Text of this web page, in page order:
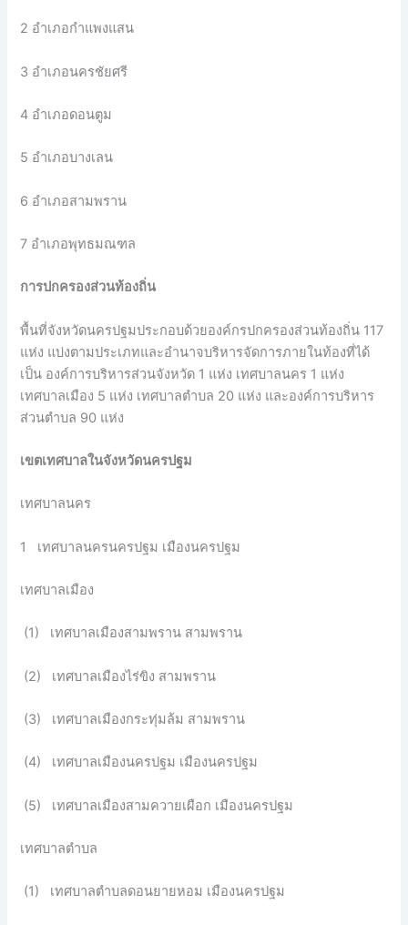
2 อำเภอกำแพงแสน
3 อำเภอนครชัยศรี
4 อำเภอดอนตูม
5 อำเภอบางเลน
6 อำเภอสามพราน
7 อำเภอพุทธมณฑล
การปกครองส่วนท้องถิ่น
พื้นที่จังหวัดนครปฐมประกอบด้วยองค์กรปกครองส่วนท้องถิ่น 117
แห่ง แบ่งตามประเภทและอำนาจบริหารจัดการภายในท้องที่ได้
เป็น องค์การบริหารส่วนจังหวัด 1 แห่ง เทศบาลนคร 1 แห่ง
เทศบาลเมือง 5 แห่ง เทศบาลตำบล 20 แห่ง และองค์การบริหาร
ส่วนตำบล 90 แห่ง
เขตเทศบาลในจังหวัดนครปฐม
เทศบาลนคร
1 เทศบาลนครนครปฐม เมืองนครปฐม
เทศบาลเมือง
(1) เทศบาลเมืองสามพราน สามพราน
(2) เทศบาลเมืองไร่ขิง สามพราน
(3) เทศบาลเมืองกระทุ่มล้ม สามพราน
(4) เทศบาลเมืองนครปฐม เมืองนครปฐม
(5) เทศบาลเมืองสามควายเผือก เมืองนครปฐม
เทศบาลตำบล
(1) เทศบาลตำบลดอนยายหอม เมืองนครปฐม